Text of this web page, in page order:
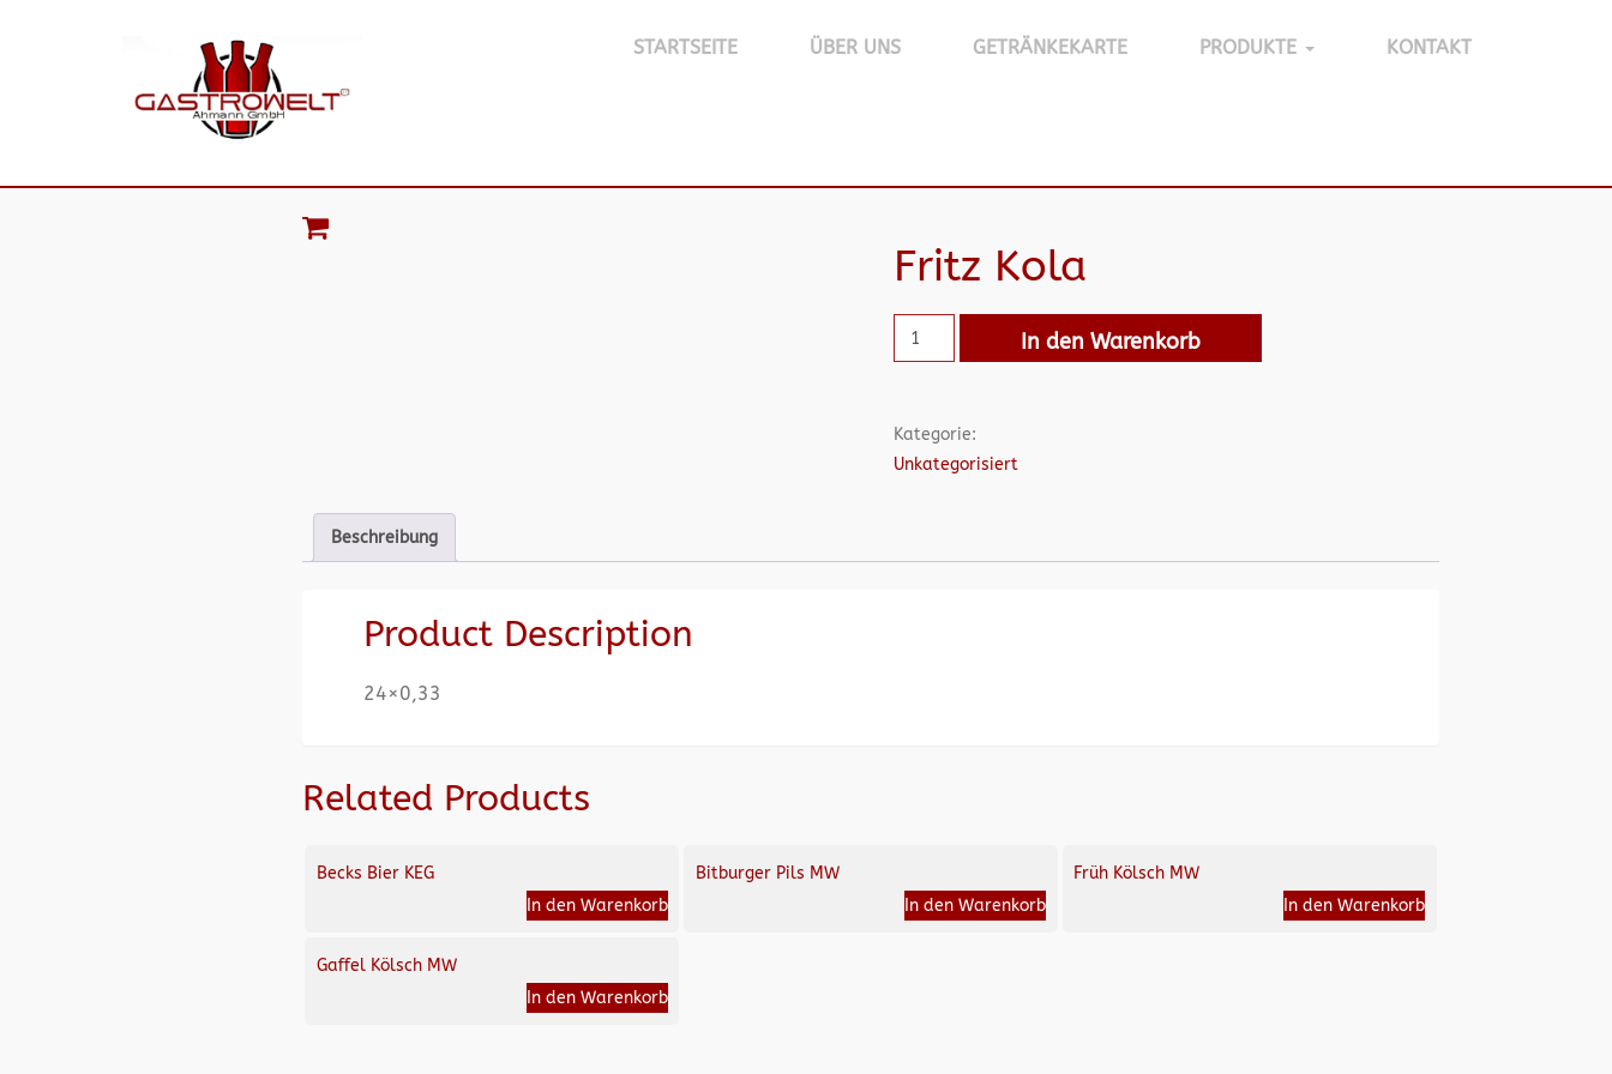
STARTSEITE ÜBER UNS GETRÄNKEKARTE PRODUKTE KONTAKT
Fritz Kola
In den Warenkorb
Kategorie:
Unkategorisiert
Beschreibung
Product Description
24×0,33
Related Products
Becks Bier KEG
In den Warenkorb
Bitburger Pils MW
In den Warenkorb
Früh Kölsch MW
In den Warenkorb
Gaffel Kölsch MW
In den Warenkorb